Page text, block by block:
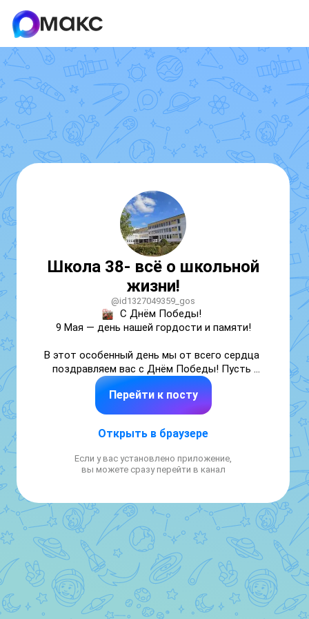
Школа 38- всё о школьной
жизни!
@id1327049359_gos
С Днём Победы!
9 Мая — день нашей гордости и памяти!
В этот особенный день мы от всего сердца
поздравляем вас с Днём Победы! Пусть
память о великом подвиге наших предков
всегда живёт в наших сердцах, а мир и
свобода, завоёванные ими, будут для нас
счастья, благополучия и мирного неба над
объединяет поколения.
С праздником! С Днём Великой Победы!
Перейти к посту
Открыть в браузере
Если у вас установлено приложение,
вы можете сразу перейти в канал